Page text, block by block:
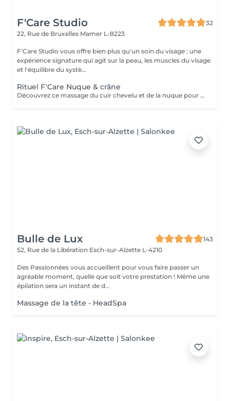
F'Care Studio
32
22, Rue de Bruxelles Mamer L-8223
F'Care Studio vous offre bien plus qu'un soin du visage : une
expérience signature qui agit sur la peau, les muscles du visage
et l'équilibre du systè...
Rituel F'Care Nuque & crâne
Découvrez ce massage du cuir chevelu et de la nuque pour chasser les tensions physiques et mentales, combattre la fatigue et le stress. Modelage manuel du cuir chevelu sans huile, travail lent des muscles du cou, de la nuque sur-sollicités au quotidien. Les zones sensibles et tendues du crâne sont travaillés avec des techniques d'acupression et des instruments en pierre semi précieuse chauds afin de relaxer à la fois le corps et l'esprit et s'ancrer dans le moment présent. Réel lâcher prise en quelques instants. Les signes de fatigue sont estompés, le visage est parfaitement détendu.
Bulle de Lux
143
52, Rue de la Libération Esch-sur-Alzette L-4210
Des Passionnées vous accueillent pour vous faire passer un
agréable moment, quelle que soit votre prestation ! Même une
épilation sera un instant de d...
Massage de la tête - HeadSpa